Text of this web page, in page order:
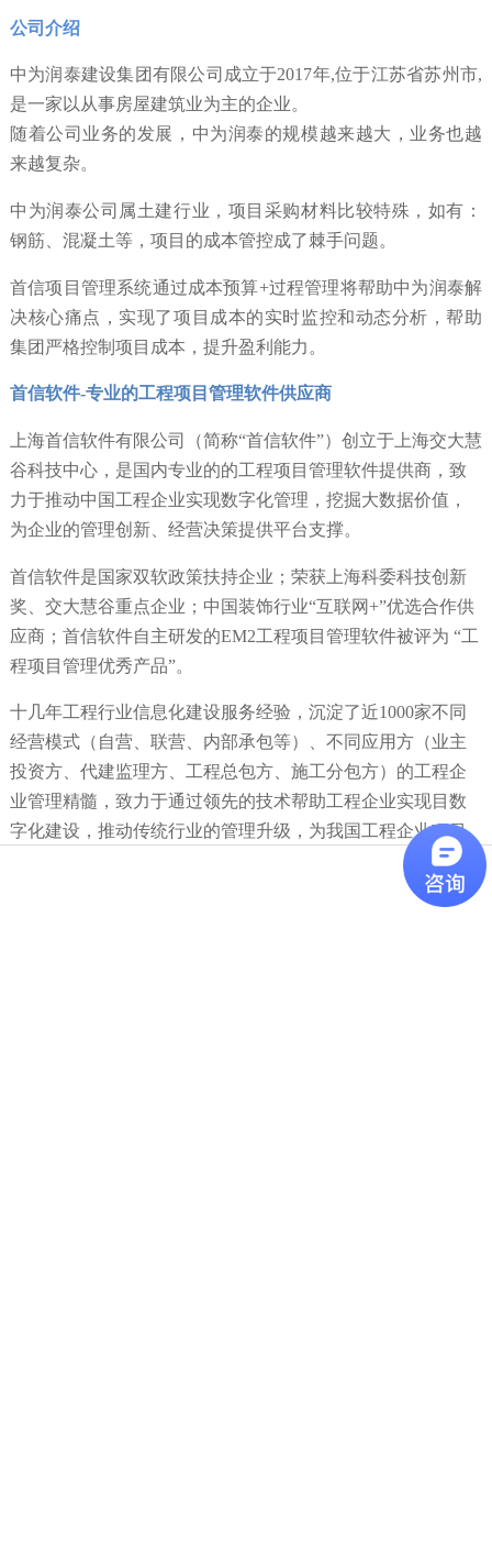
公司介绍
中为润泰建设集团有限公司成立于2017年,位于江苏省苏州市,
是一家以从事房屋建筑业为主的企业。
随着公司业务的发展，中为润泰的规模越来越大，业务也越
来越复杂。
中为润泰公司属土建行业，项目采购材料比较特殊，如有：
钢筋、混凝土等，项目的成本管控成了棘手问题。
首信项目管理系统通过成本预算+过程管理将帮助中为润泰解
决核心痛点，实现了项目成本的实时监控和动态分析，帮助
集团严格控制项目成本，提升盈利能力。
首信软件-专业的工程项目管理软件供应商
上海首信软件有限公司（简称“首信软件”）创立于上海交大慧
谷科技中心，是国内专业的的工程项目管理软件提供商，致
力于推动中国工程企业实现数字化管理，挖掘大数据价值，
为企业的管理创新、经营决策提供平台支撑。
首信软件是国家双软政策扶持企业；荣获上海科委科技创新
奖、交大慧谷重点企业；中国装饰行业“互联网+”优选合作供
应商；首信软件自主研发的EM2工程项目管理软件被评为 “工
程项目管理优秀产品”。
十几年工程行业信息化建设服务经验，沉淀了近1000家不同
经营模式（自营、联营、内部承包等）、不同应用方（业主
投资方、代建监理方、工程总包方、施工分包方）的工程企
业管理精髓，致力于通过领先的技术帮助工程企业实现目数
字化建设，推动传统行业的管理升级，为我国工程企业项目
项目数字化建设，推动传
统行业的管理升级，为我国工程企业项目的降本增效、目标